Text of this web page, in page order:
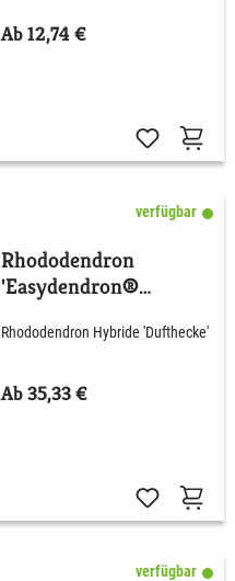
Ab 12,74 €
verfügbar
Rhododendron
'Easydendron®
Rhododendron Hybride 'Dufthecke'
Ab 35,33 €
verfügbar